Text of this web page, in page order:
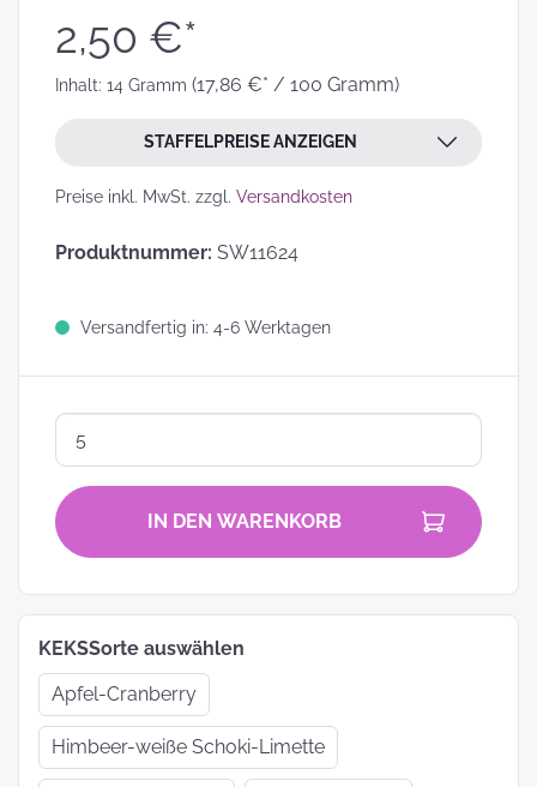
2,50 €*
Inhalt: 14 Gramm (17,86 €* / 100 Gramm)
STAFFELPREISE ANZEIGEN
Preise inkl. MwSt. zzgl. Versandkosten
Produktnummer: SW11624
Versandfertig in: 4-6 Werktagen
IN DEN WARENKORB
KEKSSorte auswählen
Apfel-Cranberry
Himbeer-weiße Schoki-Limette